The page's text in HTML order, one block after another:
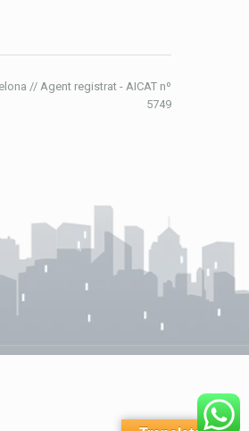
// Agent registrat - AICAT nº
5749